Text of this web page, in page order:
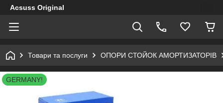
Acsuss Original
Товари та послуги ОПОРИ СТОЙОК АМОРТИЗАТОРІВ
GERMANY!